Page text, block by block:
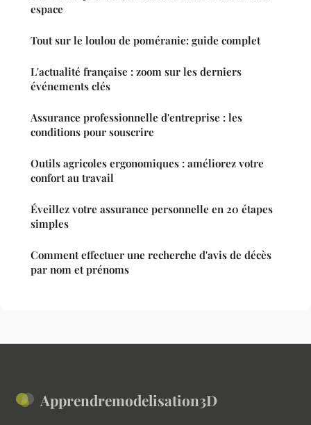
espace
Tout sur le loulou de poméranie: guide complet
L'actualité française : zoom sur les derniers
événements clés
Assurance professionnelle d'entreprise : les
conditions pour souscrire
Outils agricoles ergonomiques : améliorez votre
confort au travail
Éveillez votre assurance personnelle en 20 étapes
simples
Comment effectuer une recherche d'avis de décès
par nom et prénoms
Apprendremodelisation3D